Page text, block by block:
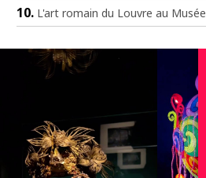
L'art romain du Louvre au